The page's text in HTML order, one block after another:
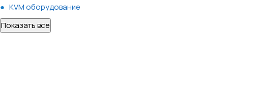
KVM оборудование
Показать все